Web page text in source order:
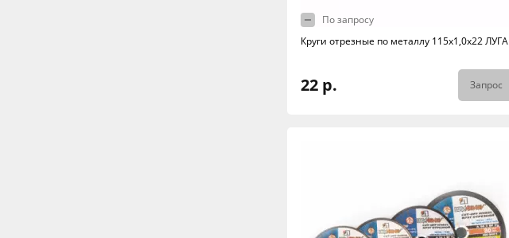
По запросу
Круги отрезные по металлу 115х1,0х22 ЛУГА
22 р. Запрос